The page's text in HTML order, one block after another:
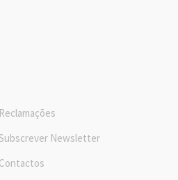
Reclamações
Newsletter
Contactos